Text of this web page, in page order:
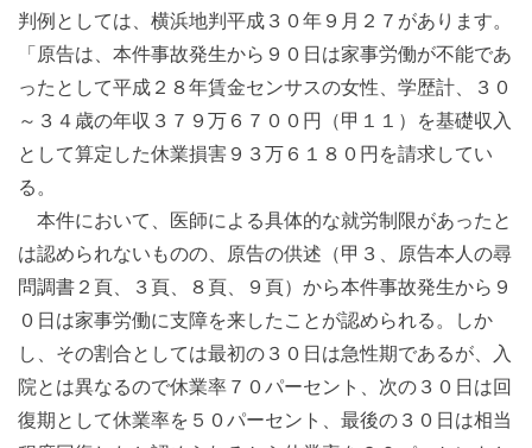
判例としては、横浜地判平成３０年９月２７があります。
「原告は、本件事故発生から９０日は家事労働が不能であ
ったとして平成２８年賃金センサスの女性、学歴計、３０
～３４歳の年収３７９万６７００円（甲１１）を基礎収入
として算定した休業損害９３万６１８０円を請求してい
る。
本件において、医師による具体的な就労制限があったと
は認められないものの、原告の供述（甲３、原告本人の尋
問調書２頁、３頁、８頁、９頁）から本件事故発生から９
０日は家事労働に支障を来したことが認められる。しか
し、その割合としては最初の３０日は急性期であるが、入
院とは異なるので休業率７０パーセント、次の３０日は回
復期として休業率を５０パーセント、最後の３０日は相当